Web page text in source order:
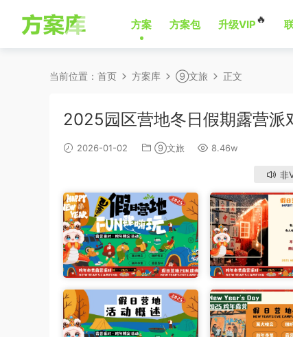
方案 方案包 升级VIP🔥
当前位置： 首页 方案库 ⑨文旅 正文
2025园区营地冬日假期露营派
2026-01-02 ⑨文旅 8.46w
非